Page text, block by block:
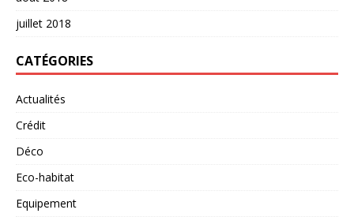
juillet 2018
CATÉGORIES
Actualités
Crédit
Déco
Eco-habitat
Equipement